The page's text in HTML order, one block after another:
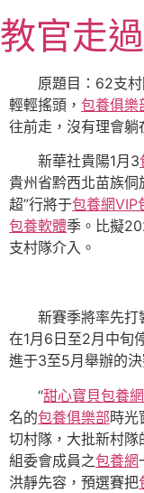
至
主
內
容
教官走
原題目：62支
輕輕搖頭， 包養俱樂
往前走，沒有理會
新華社貴陽1月3
貴州省黔西北苗族侗
超”行將于包養網VIP
包養軟體季。比擬
支村隊介入。
新賽季將率先
在1月6日至2月中旬
進于3至5月舉辦的
“甜心寶貝包養網
名的包養俱樂部時光
切村隊，大批新村隊
組委會成員之包養網
洪靜先容，預選賽把